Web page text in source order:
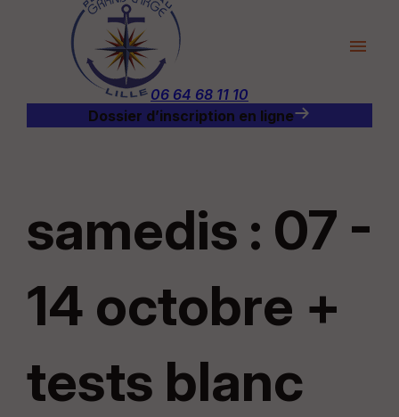
menu
06 64 68 11 10
Dossier d’inscription en ligne
samedis : 07 -
14 octobre +
tests blanc
Panneau de gestion des cookies